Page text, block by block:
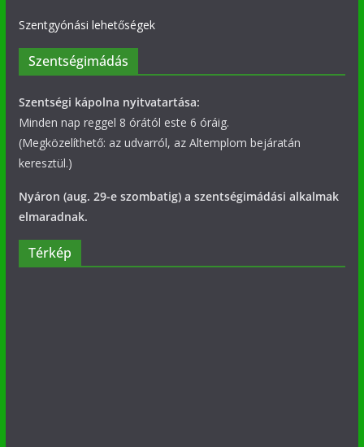
Szentgyónási lehetőségek
Szentségimádás
Szentségi kápolna nyitvatartása:
Minden nap reggel 8 órától este 6 óráig.
(Megközelíthető: az udvarról, az Altemplom bejáratán
keresztül.)
Nyáron (aug. 29-e szombatig) a szentségimádási alkalmak
elmaradnak.
Térkép